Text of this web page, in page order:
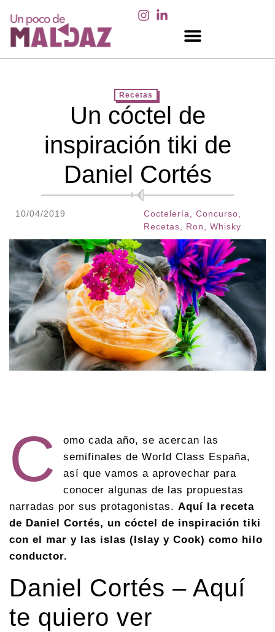
Recetas
Un cóctel de
inspiración tiki de
Daniel Cortés
10/04/2019 Coctelería Concurso
Recetas
Ron Whisky
C
omo cada año, se acercan las
semifinales de World Class España,
así que vamos a aprovechar para
conocer algunas de las propuestas
narradas por sus protagonistas. Aquí la receta
de Daniel Cortés, un cóctel de inspiración tiki
con el mar y las islas (Islay y Cook) como hilo
conductor.
Daniel Cortés – Aquí
te quiero ver